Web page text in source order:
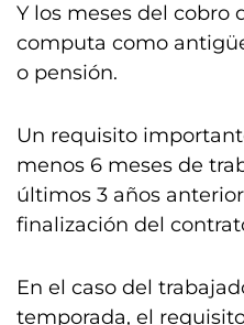
Y los meses del cobro
computa como
o pensión.
Un requisito
menos 6 meses de
últimos 3 años
finalización del
En el caso del
temporada, el